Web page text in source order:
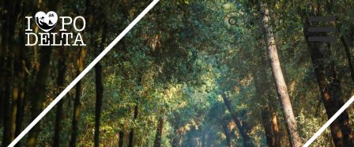
Delta del Po
Delta del Po
IT